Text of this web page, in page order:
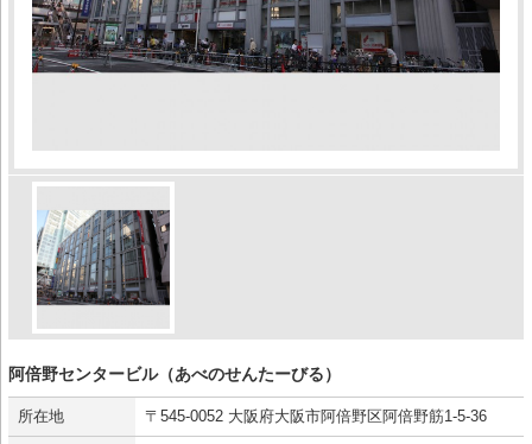
阿倍野センタービル（あべのせんたーびる）
所在地 〒545-0052 大阪府大阪市阿倍野区阿倍野筋1-5-36